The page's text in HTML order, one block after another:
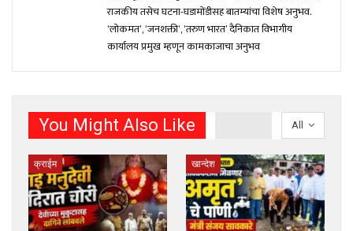
राजकीय तसेच घटना-घडामोंडीसह बातम्यांचा विशेष अनुभव.
‘लोकमत’, ‘जनशक्ती’, ‘तरुण भारत’ दैनिकात विभागीय
कार्यालय प्रमुख म्हणून कामकाजाचा अनुभव
All
You Might Also Like
क्राईम खान्देश